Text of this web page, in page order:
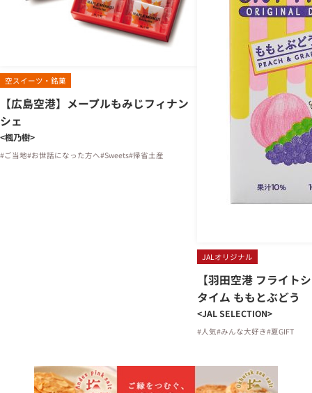
空スイーツ・銘菓
【広島空港】メープルもみじフィナン
シェ
<楓乃樹>
#ご当地#お世話になった方へ#Sweets#帰省土産
JALオリジナル
【羽田空港 フライト
タイム ももとぶどう
<JAL SELECTION>
#人気#みんな大好き#夏GIFT